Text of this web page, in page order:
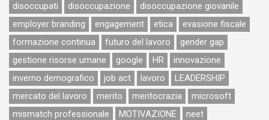
disoccupati
disoccupazione
disoccupazione giovanile
employer branding
engagement etica
evasione fiscale
formazione continua
futuro del lavoro
gender gap
gestione risorse umane
google HR
innovazione
inverno demografico
job act lavoro
LEADERSHIP
mercato del lavoro
merito meritocrazia
microsoft
mismatch professionale
MOTIVAZIONE
neet